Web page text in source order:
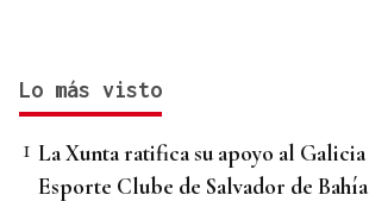
Lo más visto
La Xunta ratifica su apoyo al Galicia
Esporte Clube de Salvador de Bahía